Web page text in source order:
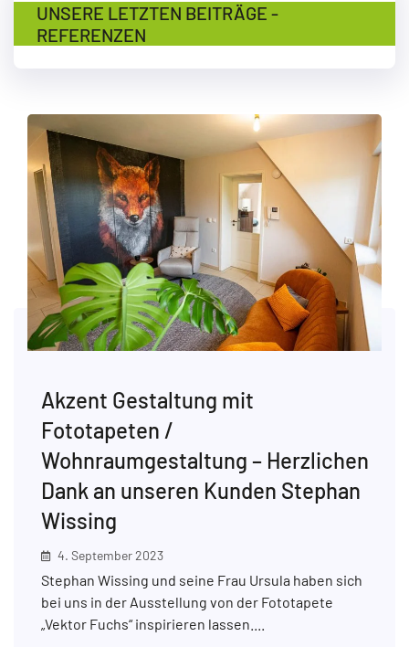
UNSERE LETZTEN BEITRÄGE -
REFERENZEN
Akzent Gestaltung mit
Fototapeten /
Wohnraumgestaltung – Herzlichen
Dank an unseren Kunden Stephan
Wissing
4. September 2023
Stephan Wissing und seine Frau Ursula haben sich
bei uns in der Ausstellung von der Fototapete
„Vektor Fuchs“ inspirieren lassen....